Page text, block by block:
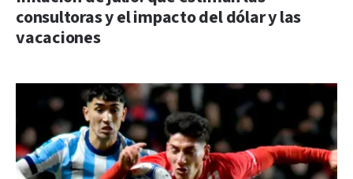
consultoras y el impacto del dólar y las
vacaciones